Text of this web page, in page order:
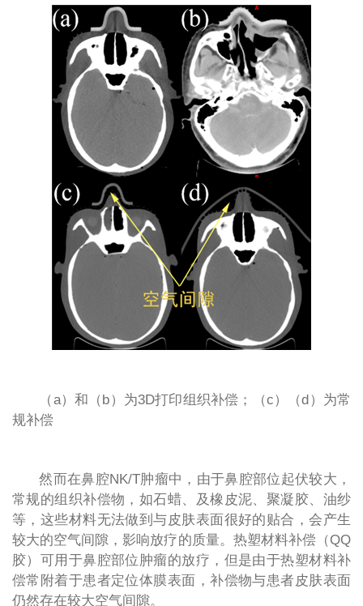
（a）和（b）为3D打印组织补偿；（c）（d）为常
规补偿
然而在鼻腔NK/T肿瘤中，由于鼻腔部位起伏较大，
常规的组织补偿物，如石蜡、及橡皮泥、聚凝胶、油纱
等，这些材料无法做到与皮肤表面很好的贴合，会产生
较大的空气间隙，影响放疗的质量。热塑材料补偿（QQ
胶）可用于鼻腔部位肿瘤的放疗，但是由于热塑材料补
偿常附着于患者定位体膜表面，补偿物与患者皮肤表面
仍然存在较大空气间隙。